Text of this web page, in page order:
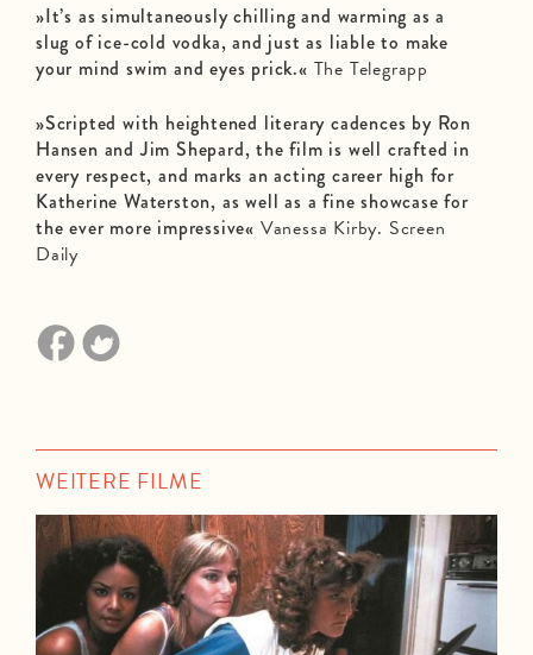
»It’s as simultaneously chilling and warming as a
slug of ice-cold vodka, and just as liable to make
your mind swim and eyes prick.« The Telegrapp
»Scripted with heightened literary cadences by Ron
Hansen and Jim Shepard, the film is well crafted in
every respect, and marks an acting career high for
Katherine Waterston, as well as a fine showcase for
the ever more impressive« Vanessa Kirby. Screen
Daily
WEITERE FILME